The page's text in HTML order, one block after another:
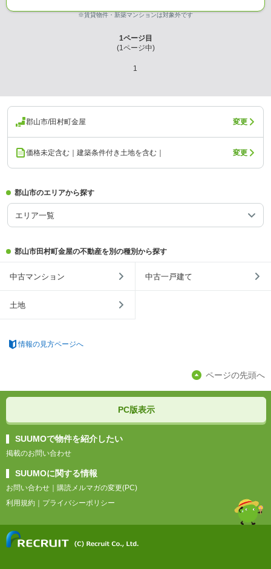
※賃貸物件・新築マンションは対象外です
1ページ目
(1ページ中)
1
郡山市/田村町金屋 変更
価格未定含む｜建築条件付き土地を含む｜ 変更
郡山市のエリアから探す
エリア一覧
郡山市田村町金屋の不動産を別の種別から探す
中古マンション 中古一戸建て
土地
情報の見方ページへ
ページの先頭へ
PC版表示
SUUMOで物件を紹介したい
掲載のお問い合わせ
SUUMOに関する情報
お問い合わせ
購読メルマガの変更(PC)
利用規約
プライバシーポリシー